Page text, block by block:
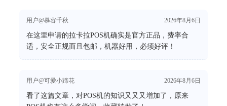
用户@慕容千秋 2026年8月6日
在这里申请的拉卡拉POS机确实是官方正品，费率合
适，安全正规而且包邮，机器好用，必须好评！
用户@可爱小蹄花 2026年8月6日
看了这篇文章，对POS机的知识又又又增加了，原来